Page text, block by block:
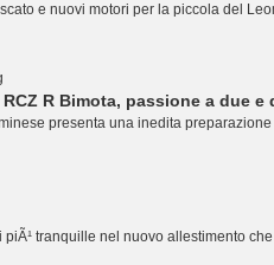
e nuovi motori per la piccola del
RCZ R Bimota, passione a due e
presenta una inedita
tranquille nel nuovo allestimento